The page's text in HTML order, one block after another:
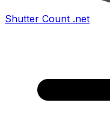
Shutter Count .net